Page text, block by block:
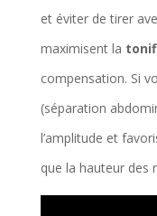
et éviter de tirer
maximisent la
compensation. Si
(séparation
l’amplitude et
que la hauteur des